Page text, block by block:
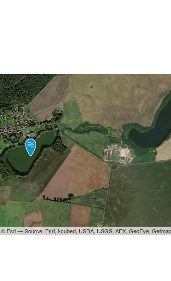
© Esri — Source: Esri, i-cubed, USDA, USGS, AEX, GeoEye,